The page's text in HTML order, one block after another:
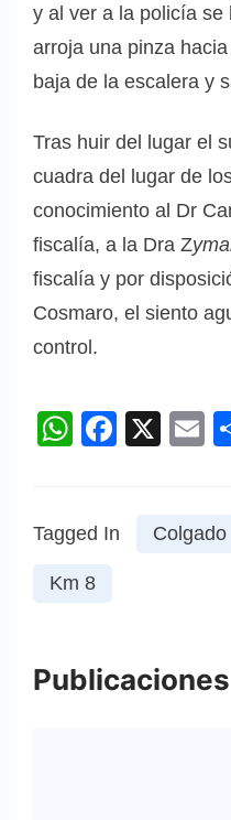
y al ver a la policía se
arroja una pinza
baja de la escalera y
Tras huir del lugar el
cuadra del lugar de
conocimiento al Dr
fiscalía, a la Dra Z
fiscalía y por
Cosmaro, el siento
control.
X
Tagged In Colgado
Km 8